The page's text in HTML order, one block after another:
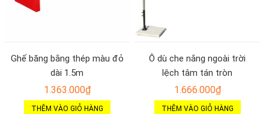
Ghế băng bằng thép màu đỏ
dài 1.5m
1.363.000₫
THÊM VÀO GIỎ HÀNG
Ô dù che nắng ngoài trời
lệch tâm tán tròn
1.666.000₫
THÊM VÀO GIỎ HÀNG